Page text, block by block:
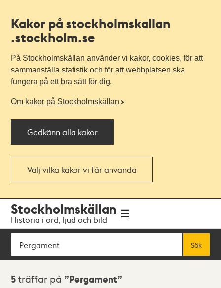
Kakor på stockholmskallan
.stockholm.se
På Stockholmskällan använder vi kakor, cookies, för att
sammanställa statistik och för att webbplatsen ska
fungera på ett bra sätt för dig.
Om kakor på Stockholmskällan
Godkänn alla kakor
Välj vilka kakor vi får använda
navigationen
huvudinnehållet
Stockholmskällan
Historia i ord, ljud och bild
Sök
Sök
Sökresultat
5 träffar på Pergament